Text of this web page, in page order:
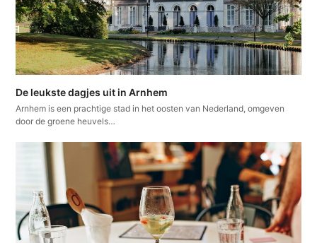
De leukste dagjes uit in Arnhem
Arnhem is een prachtige stad in het oosten van Nederland, omgeven
door de groene heuvels…